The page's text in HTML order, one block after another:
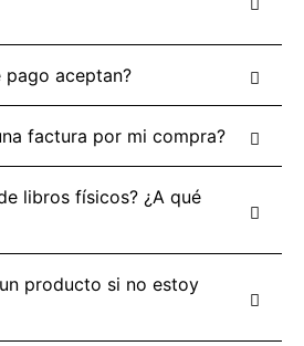
pago aceptan?
factura por mi compra?
libros físicos? ¿A qué
producto si no estoy